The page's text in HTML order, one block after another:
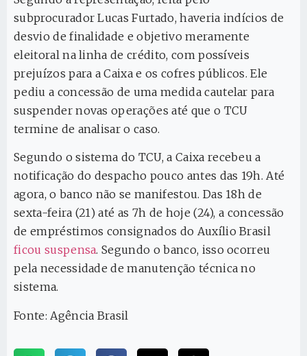
subprocurador Lucas Furtado, haveria indícios de
desvio de finalidade e objetivo meramente
eleitoral na linha de crédito, com possíveis
prejuízos para a Caixa e os cofres públicos. Ele
pediu a concessão de uma medida cautelar para
suspender novas operações até que o TCU
termine de analisar o caso.
Segundo o sistema do TCU, a Caixa recebeu a
notificação do despacho pouco antes das 19h. Até
agora, o banco não se manifestou. Das 18h de
sexta-feira (21) até as 7h de hoje (24), a concessão
de empréstimos consignados do Auxílio Brasil
ficou suspensa. Segundo o banco, isso ocorreu
pela necessidade de manutenção técnica no
sistema.
Fonte: Agência Brasil